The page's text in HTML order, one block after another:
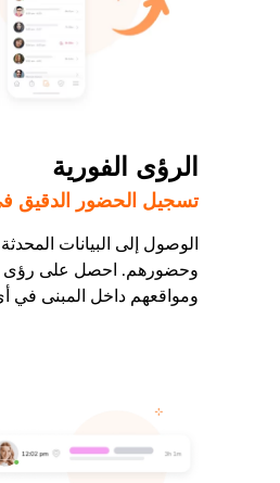
الرؤى الفورية
تسجيل الحضور الدقيق
الوصول إلى البيانات
وحضورهم. احصل على رؤى
ومواقعهم داخل المبنى